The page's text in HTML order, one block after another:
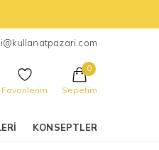
Favorilerim Sepetim
0
KONSEPTLER